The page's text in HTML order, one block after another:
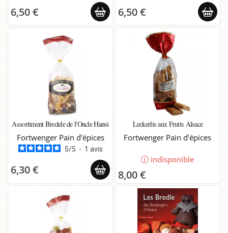
6,50 € 6,50 €
Assortiment Bredele de l'Oncle Hansi
Fortwenger Pain d'épices
5/5 - 1 avis
6,30 €
Leckerlis aux Fruits Alsace
Fortwenger Pain d'épices
indisponible
8,00 €